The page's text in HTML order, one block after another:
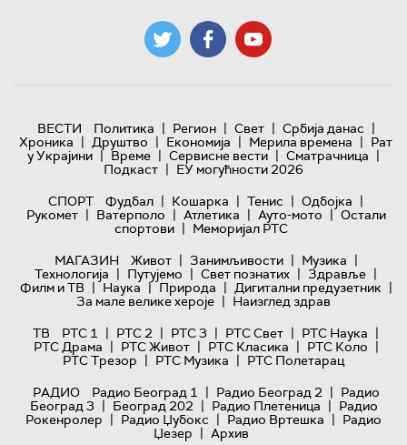
ВЕСТИ Политика | Регион | Свет | Србија данас |
Хроника | Друштво | Економија | Мерила времена | Рат
у Украјини | Време | Сервисне вести | Сматрачница |
Подкаст | ЕУ могућности 2026
СПОРТ
Фудбал | Кошарка | Тенис | Одбојка |
Рукомет | Ватерполо | Атлетика | Ауто-мото | Остали
спортови | Меморијал РТС
МАГАЗИН
Живот | Занимљивости | Музика |
Технологијa | Путујемо | Свет познатих | Здравље |
Филм и ТВ | Наука | Природа | Дигитални предузетник |
За мале велике хероје | Наизглед здрав
ТВ
РТС 1 | РТС 2 | РТС 3 | РТС Свет | РТС Наука |
РТС Драма | РТС Живот | РТС Класика | РТС Коло |
РТС Трезор | РТС Музика | РТС Полетарац
РАДИО
Радио Београд 1 | Радио Београд 2 | Радио
Београд 3 | Београд 202 | Радио Плетеница | Радио
Рокенролер | Радио Џубокс | Радио Вртешка | Радио
Џезер | Архив